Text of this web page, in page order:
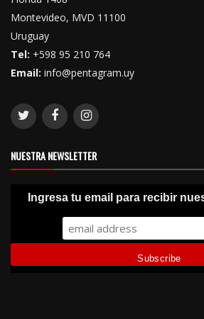
Montevideo, MVD 11100
Uruguay
Tel: +598 95 210 764
Email: info@pentagram.uy
NUESTRA NEWSLETTER
Ingresa tu email para recibir